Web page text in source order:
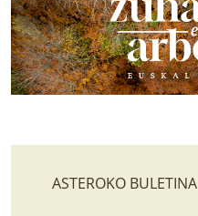
ASTEROKO BULETINA